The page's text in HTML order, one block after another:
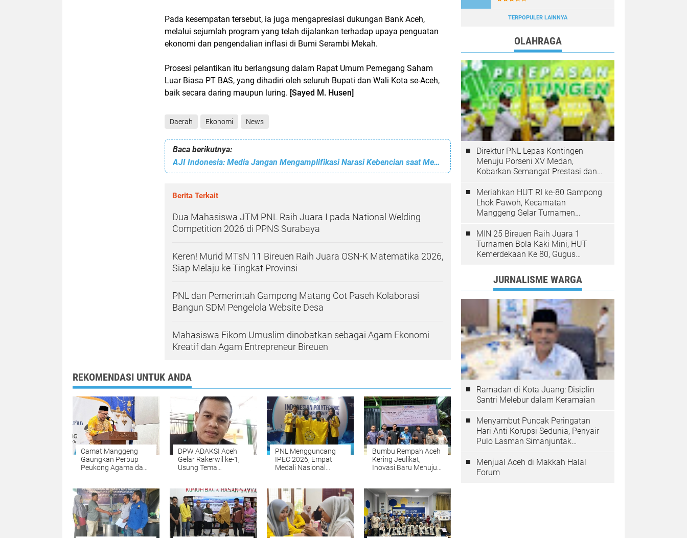
Pada kesempatan tersebut, ia juga mengapresiasi dukungan Bank Aceh,
melalui sejumlah program yang telah dijalankan terhadap upaya penguatan
ekonomi dan pengendalian inflasi di Bumi Serambi Mekah.
Prosesi pelantikan itu berlangsung dalam Rapat Umum Pemegang Saham
Luar Biasa PT BAS, yang dihadiri oleh seluruh Bupati dan Wali Kota se-Aceh,
baik secara daring maupun luring. [Sayed M. Husen]
Daerah Ekonomi News
Baca berikutnya:
AJI Indonesia: Media Jangan Mengamplifikasi Narasi Kebencian saat Memberitakan Pengungsi Etnis Rohingya
Berita Terkait
Dua Mahasiswa JTM PNL Raih Juara I pada National Welding
Competition 2026 di PPNS Surabaya
Keren! Murid MTsN 11 Bireuen Raih Juara OSN-K Matematika 2026,
Siap Melaju ke Tingkat Provinsi
PNL dan Pemerintah Gampong Matang Cot Paseh Kolaborasi
Bangun SDM Pengelola Website Desa
Mahasiswa Fikom Umuslim dinobatkan sebagai Agam Ekonomi
Kreatif dan Agam Entrepreneur Bireuen
REKOMENDASI UNTUK ANDA
Camat Manggeng
Gaungkan Perbup
Peukong Agama dan
Penutupan MTQ
DPW ADAKSI Aceh
Gelar Rakerwil ke-1,
Usung Tema
Organisasi
PNL Mengguncang
IPEC 2026, Empat
Medali Nasional
Bumbu Rempah Aceh
Kering Jeulikat,
Inovasi Baru Menuju
TERPOPULER LAINNYA
OLAHRAGA
Direktur PNL Lepas Kontingen
Menuju Porseni XV Medan,
Kobarkan Semangat Prestasi dan
Meriahkan HUT RI ke-80 Gampong
Lhok Pawoh, Kecamatan
Manggeng Gelar Turnamen
MIN 25 Bireuen Raih Juara 1
Turnamen Bola Kaki Mini, HUT
Kemerdekaan Ke 80, Gugus
JURNALISME WARGA
Ramadan di Kota Juang: Disiplin
Santri Melebur dalam Keramaian
Menyambut Puncak Peringatan
Hari Anti Korupsi Sedunia, Penyair
Pulo Lasman Simanjuntak
Korupsi di Indonesia
Menjual Aceh di Makkah Halal
Forum